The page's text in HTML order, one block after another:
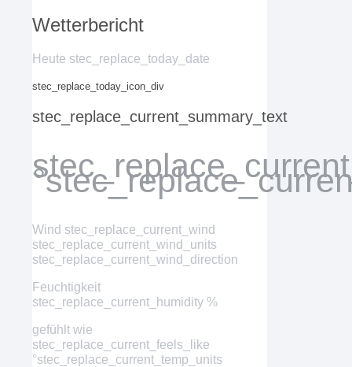
Wetterbericht
Heute stec_replace_today_date
stec_replace_today_icon_div
stec_replace_current_summary_text
Wind stec_replace_current_wind
stec_replace_current_wind_units
stec_replace_current_wind_direction
Feuchtigkeit
stec_replace_current_humidity %
gefühlt wie
stec_replace_current_feels_like
°stec_replace_current_temp_units